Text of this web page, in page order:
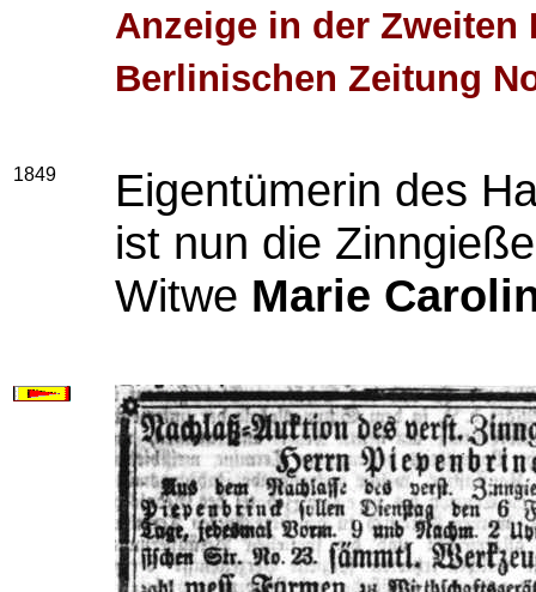
Anzeige in der
Berlinischen Zeitung
1849
Eigentümerin des
ist nun die
Witwe Marie